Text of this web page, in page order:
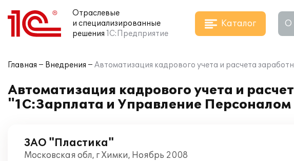
Отраслевые
и специализированные
решения 1С:Предприятие
Каталог О
Главная Внедрения Автоматизация кадрового учета и расчета
Автоматизация кадрового учета и
"1С:Зарплата и Управление
ЗАО "Пластика"
Московская обл, г Химки, Ноябрь 2008